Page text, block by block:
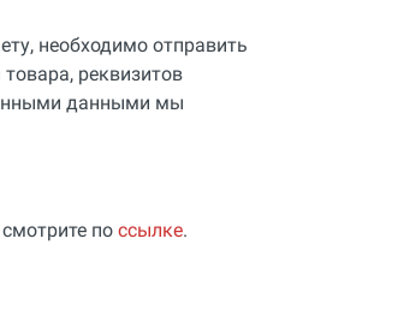
необходимо отправить
реквизитов
данными мы
по ссылке.